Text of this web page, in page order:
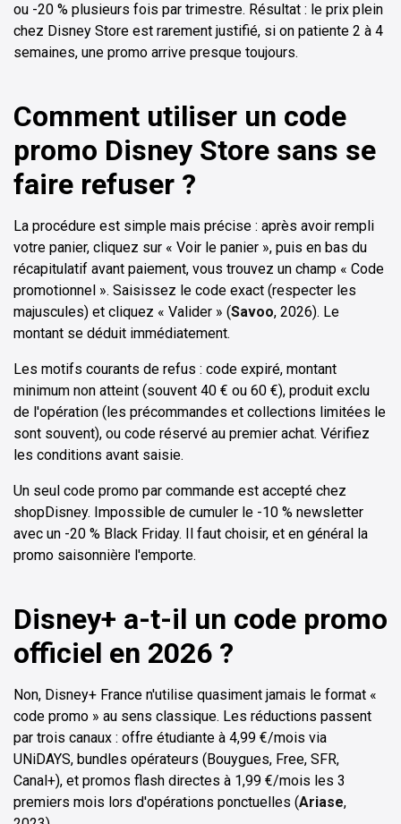
ou -20 % plusieurs fois par trimestre. Résultat : le prix plein
chez Disney Store est rarement justifié, si on patiente 2 à 4
semaines, une promo arrive presque toujours.
Comment utiliser un code
promo Disney Store sans se
faire refuser ?
La procédure est simple mais précise : après avoir rempli
votre panier, cliquez sur « Voir le panier », puis en bas du
récapitulatif avant paiement, vous trouvez un champ « Code
promotionnel ». Saisissez le code exact (respecter les
majuscules) et cliquez « Valider » (Savoo, 2026). Le
montant se déduit immédiatement.
Les motifs courants de refus : code expiré, montant
minimum non atteint (souvent 40 € ou 60 €), produit exclu
de l'opération (les précommandes et collections limitées le
sont souvent), ou code réservé au premier achat. Vérifiez
les conditions avant saisie.
Un seul code promo par commande est accepté chez
shopDisney. Impossible de cumuler le -10 % newsletter
avec un -20 % Black Friday. Il faut choisir, et en général la
promo saisonnière l'emporte.
Disney+ a-t-il un code promo
officiel en 2026 ?
Non, Disney+ France n'utilise quasiment jamais le format «
code promo » au sens classique. Les réductions passent
par trois canaux : offre étudiante à 4,99 €/mois via
UNiDAYS, bundles opérateurs (Bouygues, Free, SFR,
Canal+), et promos flash directes à 1,99 €/mois les 3
premiers mois lors d'opérations ponctuelles (Ariase,